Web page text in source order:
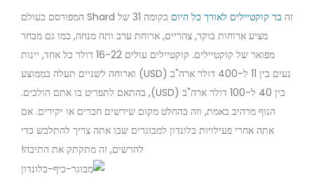
זה בר קוקטיילים לאורך כל היום
בקומה 31 של Shard המפורסם בעולם
מציע ארוחות בוקר, צהריים, ארוחת ערב ותה מנחה, כמו גם מבחר
מפואר של קוקטיילים. קוקטיילים עולים 16-22 דולר כל אחד, יינות
נעים בין 11 ל-400 דולר ארה"ב (USD) וארוחה לשניים תעלה בממוצע
בין 40 ל-100 דולר ארה"ב (USD), בהתאם לתפריט בו אתם הולכים.
הנוף מרהיב באמת, וזה בהחלט מקום שירשים חברים או יקירים. אם
אתה אחרי פעילויות בלונדון למבוגרים שבו אתה צריך להתלבש כדי
להרשים, זה מתקתק את התיבה!